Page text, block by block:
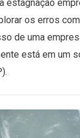
estagnação
os erros
de uma
está em um